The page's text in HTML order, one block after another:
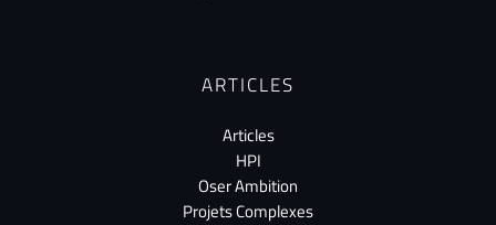
ARTICLES
Articles
HPI
Oser Ambition
Projets Complexes